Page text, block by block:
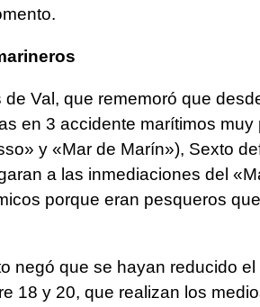
Val, que rememoró que
en 3 accidente marítimos
y «Mar de Marín»), Sexto
a las inmediaciones del
porque eran pesqueros
negó que se hayan reducido
18 y 20, que realizan los